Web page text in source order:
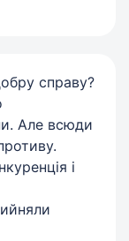
справу?
Але всюди
і